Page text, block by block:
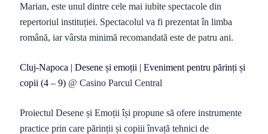
Marian, este unul dintre cele mai iubite spectacole din
repertoriul instituției. Spectacolul va fi prezentat în limba
română, iar vârsta minimă recomandată este de patru ani.
Cluj-Napoca | Desene și emoții | Eveniment pentru părinți și
copii (4 – 9)@ Casino Parcul Central
Proiectul Desene și Emoții își propune să ofere instrumente
practice prin care părinții și copiii învață tehnici de